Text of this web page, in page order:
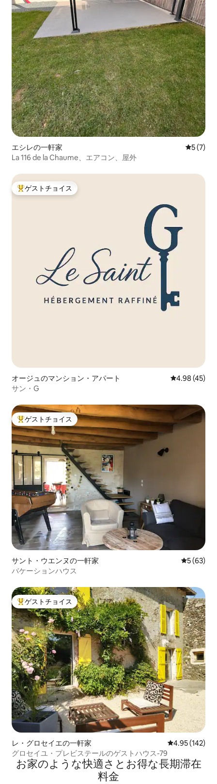
エシレの一軒家 レビュー
5 (7)
La 116 de la Chaume、エアコン、屋外
大好評のゲストチョイスです。
ゲストチョイス
オージュのマンション・アパート レビュー45
4.98 (45)
サン・G
大好評のゲストチョイスです。
ゲストチョイス
サント・ウエンヌの一軒家 レビュー
5 (63)
バケーションハウス
大好評のゲストチョイスです。
ゲストチョイス
レ・グロセイエの一軒家 レビュー142
4.95 (142)
グロセイユ・プレビステールのゲストハウス-79
お家のような快⁠適⁠さ⁠とお⁠得⁠な長⁠期⁠滞⁠在
料⁠金